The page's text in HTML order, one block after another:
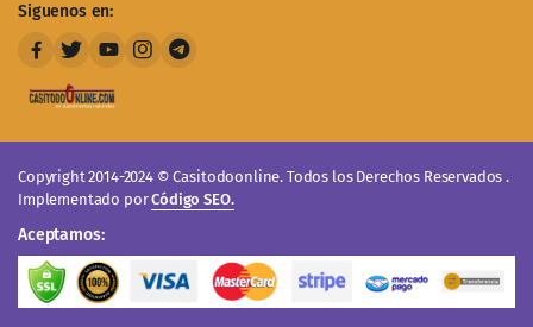
Siguenos en:
Copyright 2014-2024 © Casitodoonline. Todos los Derechos Reservados .
Implementado porCódigo SEO.
Aceptamos: